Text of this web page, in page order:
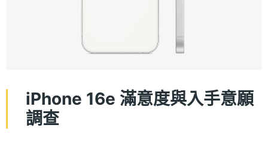
iPhone 16e 滿意度與入手意願
調查